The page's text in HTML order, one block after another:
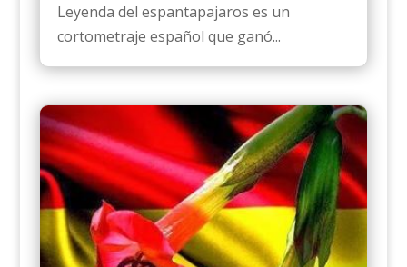
Leyenda del espantapajaros es un
cortometraje español que ganó...